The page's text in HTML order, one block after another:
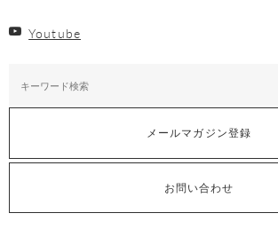
Youtube
メールマガジン登録
お問い合わせ